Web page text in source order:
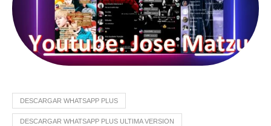
DESCARGAR WHATSAPP PLUS
DESCARGAR WHATSAPP PLUS ULTIMA VERSION